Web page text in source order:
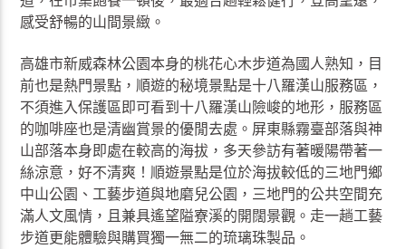
感受舒暢的山間景緻。
高雄市新威森林公園本身的桃花心木步道為國人熟知，目
前也是熱門景點，順遊的秘境景點是十八羅漢山服務區，
不須進入保護區即可看到十八羅漢山險峻的地形，服務區
的咖啡座也是清幽賞景的優閒去處。屏東縣霧臺部落與神
山部落本身即處在較高的海拔，多天參訪有著暖陽帶著一
絲涼意，好不清爽！順遊景點是位於海拔較低的三地門鄉
中山公園、工藝步道與地磨兒公園，三地門的公共空間充
滿人文風情，且兼具遙望隘寮溪的開闊景觀。走一趟工藝
步道更能體驗與購買獨一無二的琉璃珠製品。